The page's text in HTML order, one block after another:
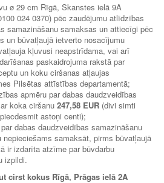
ø 29 cm Rīgā, Skanstes ielā 9A
024 0370) pēc zaudējumu atlīdzības
samazināšanu samaksas un attiecīgi pēc
un būvatļaujā ietverto nosacījumu
kļuvusi neapstrīdama, vai arī
paskaidrojuma rakstā par
un koku ciršanas atļaujas
Pilsētas attīstības departamentā;
apmēru par dabas daudzveidības
koka ciršanu 247,58 EUR (divi simti
astoņi centi);
dabas daudzveidības samazināšanu
samaksāt, pirms būvatļaujā
ir izdarīta atzīme par būvdarbu
izpildi.
cirst kokus Rīgā, Prāgas ielā 2A